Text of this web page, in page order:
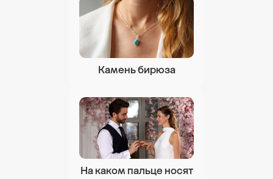
Камень бирюза
На каком пальце носят